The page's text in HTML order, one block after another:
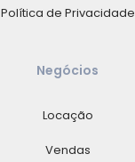
Política de Privacidade
Negócios
Locação
Vendas